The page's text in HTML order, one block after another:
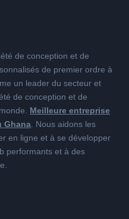
de conception et de
de premier ordre à
un leader du secteur et
de conception et de
Meilleure entreprise
Ghana . Nous aidons les
en ligne et à se développer
performants et à des